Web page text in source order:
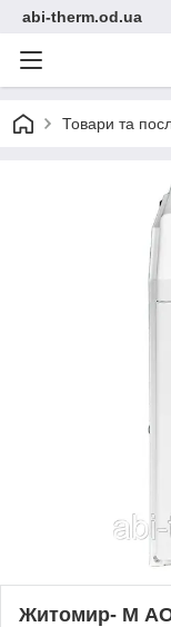
abi-therm.od.ua
Товари та
Житомир- М